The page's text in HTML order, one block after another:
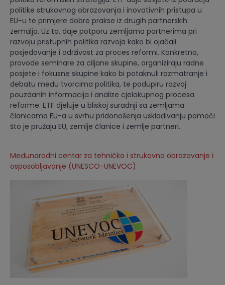
politike strukovnog obrazovanja i inovativnih pristupa u
EU-u te primjere dobre prakse iz drugih partnerskih
zemalja. Uz to, daje potporu zemljama partnerima pri
razvoju pristupnih politika razvoja kako bi ojačali
posjedovanje i održivost za proces reformi. Konkretno,
provode seminare za ciljane skupine, organiziraju radne
posjete i fokusne skupine kako bi potaknuli razmatranje i
debatu među tvorcima politika, te podupiru razvoj
pouzdanih informacija i analize cjelokupnog procesa
reforme. ETF djeluje u bliskoj suradnji sa zemljama
članicama EU-a u svrhu pridonošenja usklađivanju pomoći
što je pružaju EU, zemlje članice i zemlje partneri.
Međunarodni centar za tehničko i strukovno obrazovanje i
osposobljavanje (UNESCO-UNEVOC)